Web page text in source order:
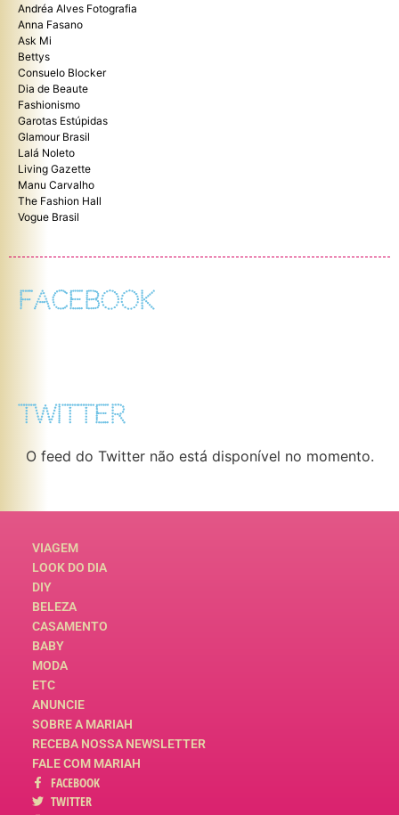
Andréa Alves Fotografia
Anna Fasano
Ask Mi
Bettys
Consuelo Blocker
Dia de Beaute
Fashionismo
Garotas Estúpidas
Glamour Brasil
Lalá Noleto
Living Gazette
Manu Carvalho
The Fashion Hall
Vogue Brasil
FACEBOOK
TWITTER
O feed do Twitter não está disponível no momento.
VIAGEM
LOOK DO DIA
DIY
BELEZA
CASAMENTO
BABY
MODA
ETC
ANUNCIE
SOBRE A MARIAH
RECEBA NOSSA NEWSLETTER
FALE COM MARIAH
FACEBOOK
TWITTER